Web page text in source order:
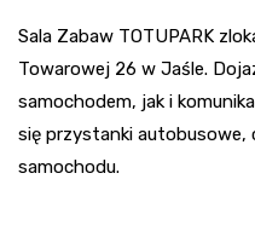
Sala Zabaw TOTUPARK
Towarowej 26 w Jaśle.
samochodem, jak i
się przystanki autobusowe,
samochodu.